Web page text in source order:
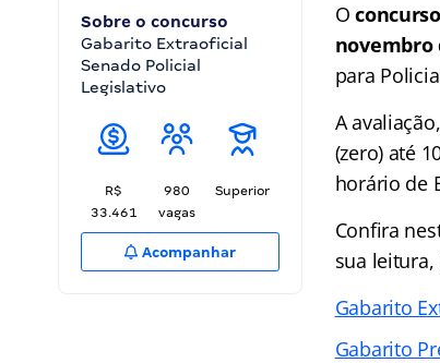
Sobre o concurso
Gabarito Extraoficial
Senado Policial
Legislativo
R$
33.461
980
vagas
Superior
Acompanhar
O
novembro
para
A
(zero) até
horário de
Confira
sua
Gabarito
Gabarito